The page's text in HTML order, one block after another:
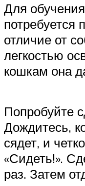
Для
потребуется
отличие от
легкостью
кошкам она
Попробуйте
Дождитесь,
сядет, и
«Сидеть!».
раз. Затем